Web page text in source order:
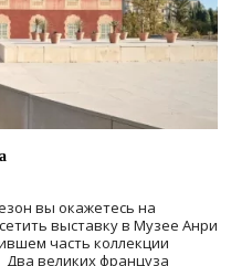
вы окажетесь на
выставку в Музее Анри
часть коллекции
великих француза